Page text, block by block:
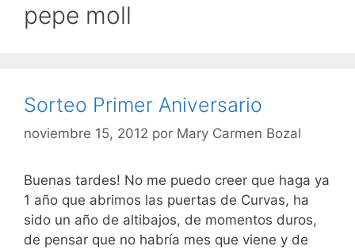
pepe moll
Sorteo Primer Aniversario
noviembre 15, 2012 por Mary Carmen Bozal
Buenas tardes! No me puedo creer que haga ya
1 año que abrimos las puertas de Curvas, ha
sido un año de altibajos, de momentos duros,
de pensar que no habría mes que viene y de